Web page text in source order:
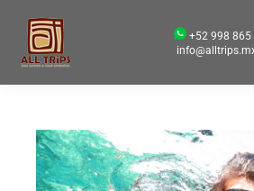
+52 998 865